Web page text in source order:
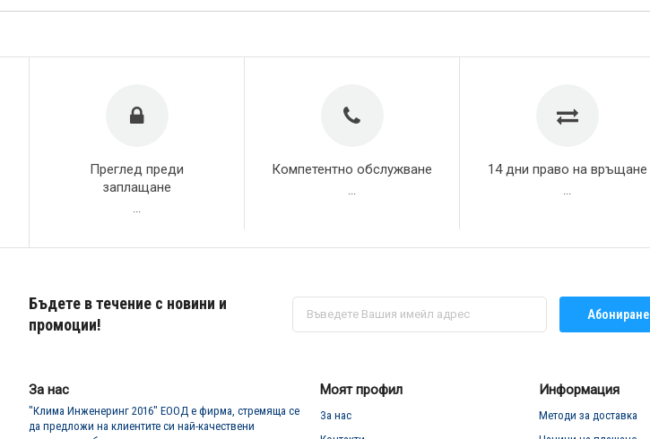
Преглед преди
заплащане
Компетентно обслужване 14 дни право на връщане
Бъдете в течение с новини и
промоции!
Абонирай
за
Абониране
За нас
"Клима Инженеринг 2016" ЕООД е фирма, стремяща се
да предложи на клиентите си най-качествени
Моят профил
За нас
Информация
Методи за доставка